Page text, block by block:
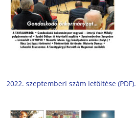
2022. szeptemberi szám letöltése (PDF).